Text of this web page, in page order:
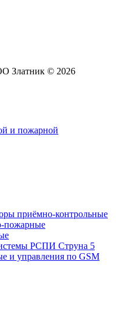
Златник © 2026
и пожарной
приёмно-контрольные
пожарные
РСПИ Струна 5
и управления по GSM